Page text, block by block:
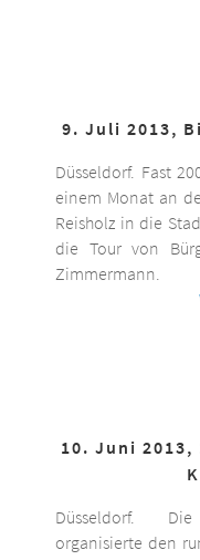
9. Juli 2013,
Düsseldorf. Fast
einem Monat an
Reisholz in die
die Tour von
Zimmermann.
10. Juni
Düsseldorf.
organisierte den